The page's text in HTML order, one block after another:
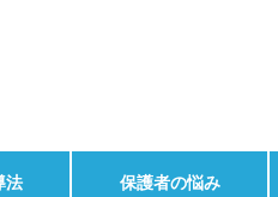
法 保護者の悩み